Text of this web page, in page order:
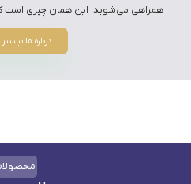
همراهی می‌شوید. این همان چیزی است که ۹۰٪ دوره‌های دیگر
درباره ما